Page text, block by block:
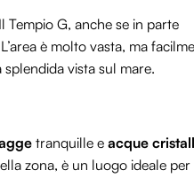
Tempio G, anche se in parte
è molto vasta, ma
vista sul mare.
tranquille e acque
zona, è un luogo ideale per